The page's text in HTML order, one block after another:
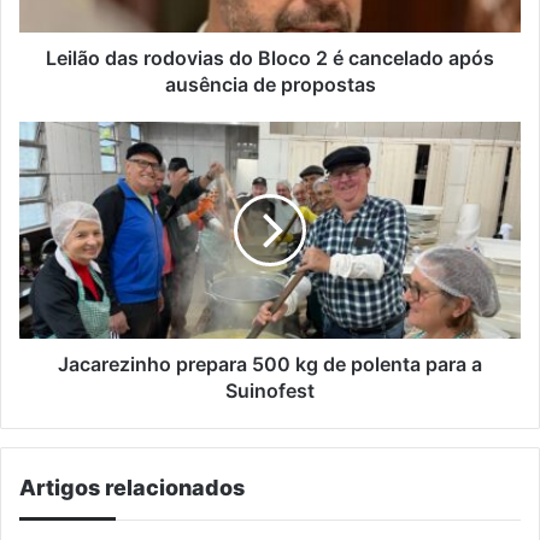
após
ausência
Leilão das rodovias do Bloco 2 é cancelado após
ausência de propostas
Jacarezinho
prepara
500
kg
de
polenta
para
a
Suinofest
Jacarezinho prepara 500 kg de polenta para a
Suinofest
Artigos relacionados